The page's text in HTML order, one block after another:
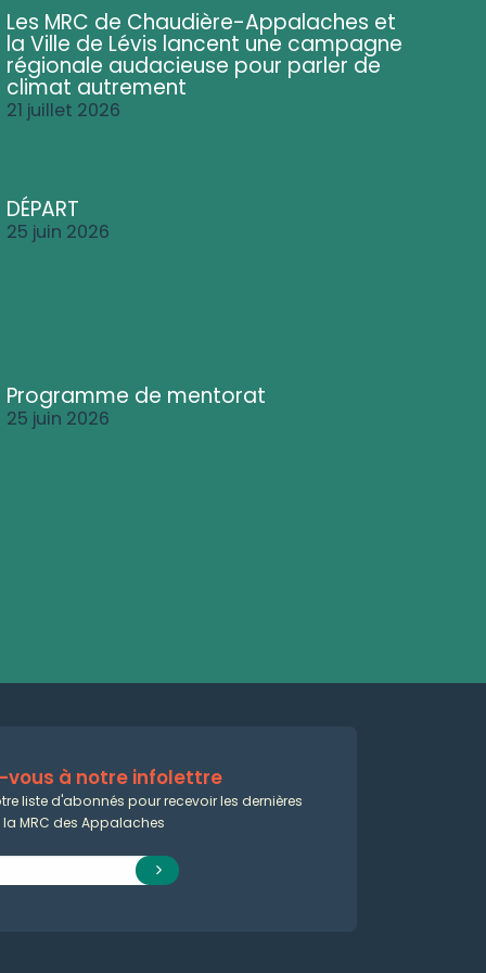
Les MRC de Chaudière-Appalaches et
la Ville de Lévis lancent une campagne
régionale audacieuse pour parler de
climat autrement
21 juillet 2026
DÉPART
25 juin 2026
Programme de mentorat
25 juin 2026
vous à notre infolettre
liste d'abonnés pour recevoir les dernières
MRC des Appalaches